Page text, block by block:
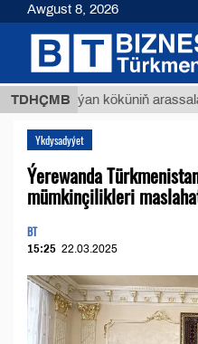
TDHÇMB
Buýan köküniň
Ykdysadyýet
Ýerewanda
mümkinçilikleri
BT
15:25 22.03.2025
Awgust 8, 2026